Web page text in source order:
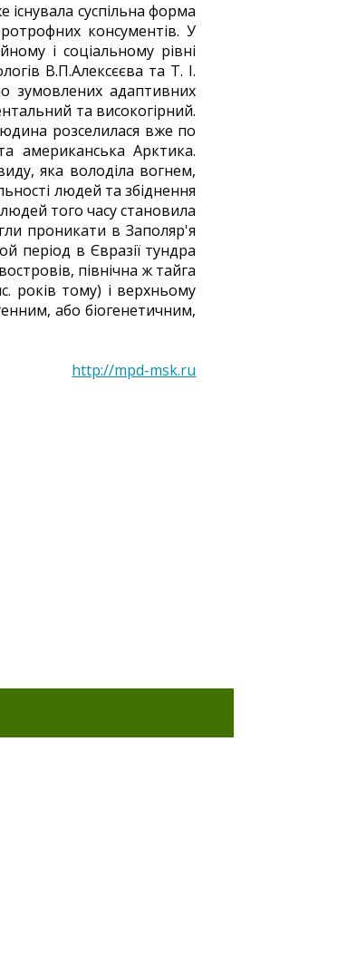
існувала суспільна форма
консументів. У
і соціальному рівні
В.П.Алексєєва та Т. І.
зумовлених адаптивних
та високогірний.
розселилася вже по
американська Арктика.
яка володіла вогнем,
людей та збіднення
того часу становила
проникати в Заполяр'я
період в Євразії тундра
північна ж тайга
років тому) і верхньому
або біогенетичним,
http://mpd-msk.ru